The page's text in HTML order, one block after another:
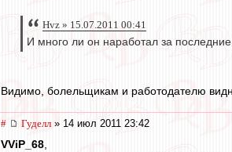
Hvz » 15.07.2011 00:41
И много ли он наработал за
Видимо, болельщикам и работодателю
# Гуделл» 14 июл 2011 23:42
VViP_68